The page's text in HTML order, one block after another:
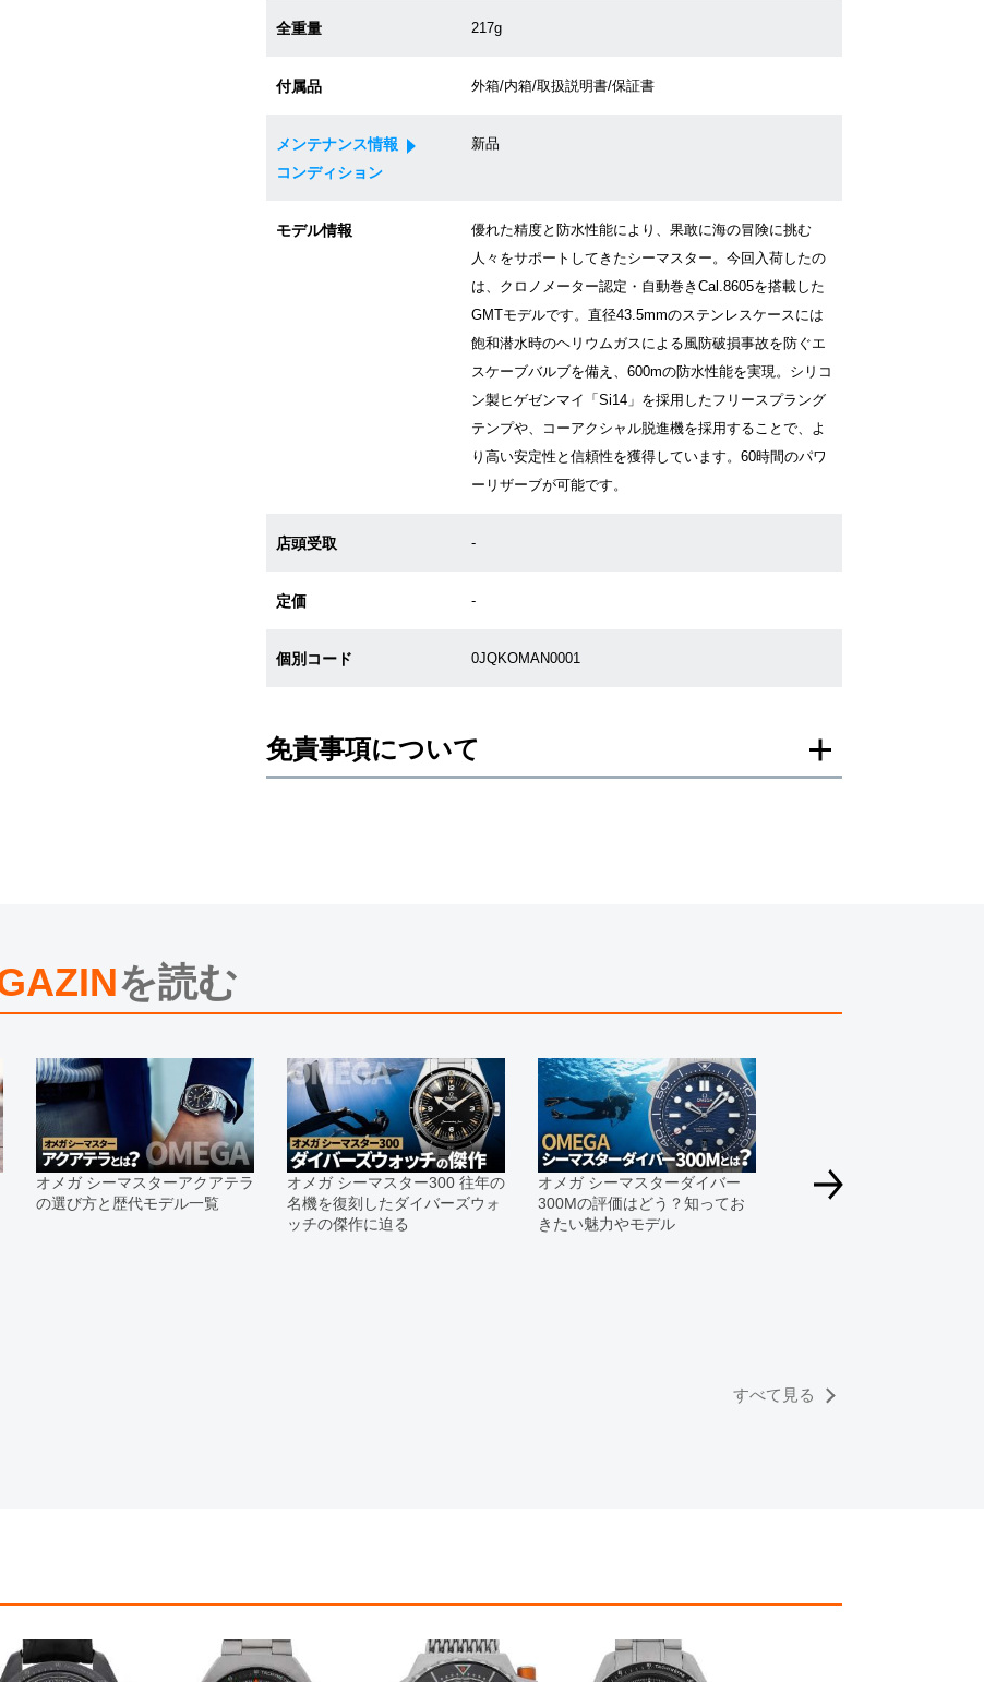
全重量 217g
付属品 外箱/内箱/取扱説明書/保証書
メンテナンス情報
コンディション
新品
モデル情報
優れた精度と防水性能により、果敢に海の冒険に挑む
人々をサポートしてきたシーマスター。今回入荷したの
は、クロノメーター認定・自動巻きCal.8605を搭載した
GMTモデルです。直径43.5mmのステンレスケースには
飽和潜水時のヘリウムガスによる風防破損事故を防ぐエ
スケーブバルブを備え、600mの防水性能を実現。シリコ
ン製ヒゲゼンマイ「Si14」を採用したフリースプラング
テンプや、コーアクシャル脱進機を採用することで、よ
り高い安定性と信頼性を獲得しています。60時間のパワ
ーリザーブが可能です。
店頭受取 -
定価 -
個別コード 0JQKOMAN0001
免責事項について
※当店では店頭販売も行っております為、サイトでのご注文と店頭処理との時間差で在庫
また、ご来店にてご購入を希望される場合にも、事前に在庫の確認をお電話かメールにて
お問い合わせいただけますようお願いいたします。
※アンティーク品やユーズド品の場合、外装および内部機械に代替部品を使用している場
合がございます。
※表示の定価は、入荷時の価格となっております。
現在の定価と異なる場合がございますのでご了承くださいませ。
を読む
オメガ シーマスターアクアテラ
の選び方と歴代モデル一覧
オメガ シーマスター300 往年の
名機を復刻したダイバーズウォ
ッチの傑作に迫る
オメガ シーマスターダイバー
300Mの評価はどう？知ってお
きたい魅力やモデル
すべて見る